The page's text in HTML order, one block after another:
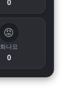
0
😡
화나요
0